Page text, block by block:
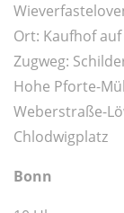
Ort: Kaufhof
Zugweg:
Hohe Pforte-
Weberstraße-
Chlodwigplatz
Bonn